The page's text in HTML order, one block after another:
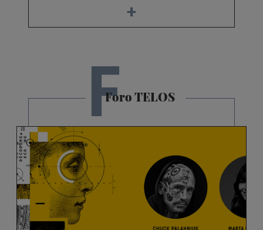
+
FForo TELOS